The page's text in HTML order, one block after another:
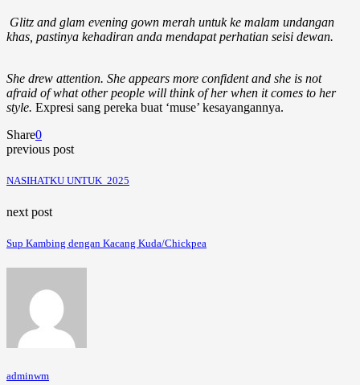
Glitz and glam evening gown merah untuk ke malam undangan
khas, pastinya kehadiran anda mendapat perhatian seisi dewan.
She drew attention. She appears more confident and she is not
afraid of what other people will think of her when it comes to her
style. Expresi sang pereka buat ‘muse’ kesayangannya.
Share0
previous post
NASIHATKU UNTUK 2025
next post
Sup Kambing dengan Kacang Kuda/Chickpea
adminwm